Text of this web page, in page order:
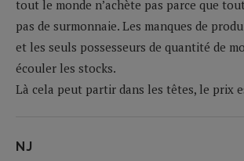
tout le monde n’achète pas parce que
pas de surmonnaie. Les manques de
et les seuls possesseurs de quantité de
écouler les stocks.
Là cela peut partir dans les têtes, le prix
NJ